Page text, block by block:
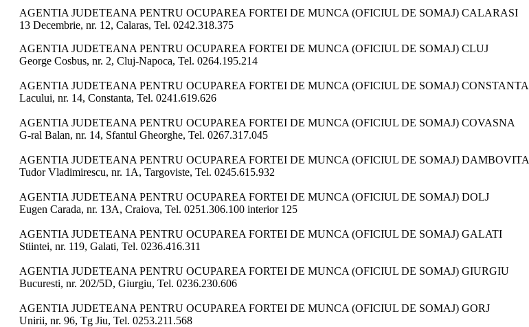
AGENTIA JUDETEANA PENTRU OCUPAREA FORTEI DE MUNCA (OFICIUL DE SOMAJ) CALARASI
13 Decembrie, nr. 12, Calaras, Tel. 0242.318.375
AGENTIA JUDETEANA PENTRU OCUPAREA FORTEI DE MUNCA (OFICIUL DE SOMAJ) CLUJ
George Cosbus, nr. 2, Cluj-Napoca, Tel. 0264.195.214
AGENTIA JUDETEANA PENTRU OCUPAREA FORTEI DE MUNCA (OFICIUL DE SOMAJ) CONSTANTA
Lacului, nr. 14, Constanta, Tel. 0241.619.626
AGENTIA JUDETEANA PENTRU OCUPAREA FORTEI DE MUNCA (OFICIUL DE SOMAJ) COVASNA
G-ral Balan, nr. 14, Sfantul Gheorghe, Tel. 0267.317.045
AGENTIA JUDETEANA PENTRU OCUPAREA FORTEI DE MUNCA (OFICIUL DE SOMAJ) DAMBOVITA
Tudor Vladimirescu, nr. 1A, Targoviste, Tel. 0245.615.932
AGENTIA JUDETEANA PENTRU OCUPAREA FORTEI DE MUNCA (OFICIUL DE SOMAJ) DOLJ
Eugen Carada, nr. 13A, Craiova, Tel. 0251.306.100 interior 125
AGENTIA JUDETEANA PENTRU OCUPAREA FORTEI DE MUNCA (OFICIUL DE SOMAJ) GALATI
Stiintei, nr. 119, Galati, Tel. 0236.416.311
AGENTIA JUDETEANA PENTRU OCUPAREA FORTEI DE MUNCA (OFICIUL DE SOMAJ) GIURGIU
Bucuresti, nr. 202/5D, Giurgiu, Tel. 0236.230.606
AGENTIA JUDETEANA PENTRU OCUPAREA FORTEI DE MUNCA (OFICIUL DE SOMAJ) GORJ
Unirii, nr. 96, Tg Jiu, Tel. 0253.211.568